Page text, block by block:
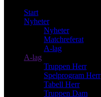
Start
Nyheter
Nyheter
Matchreferat
A-lag
A-lag
Truppen Herr
Spelprogram Herr
Tabell Herr
Truppen Dam